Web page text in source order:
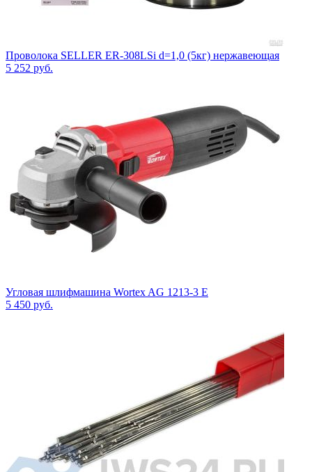
Проволока SELLER ER-308LSi d=1,0 (5кг) нержавеющая
5 252 руб.
Угловая шлифмашина Wortex AG 1213-3 E
5 450 руб.